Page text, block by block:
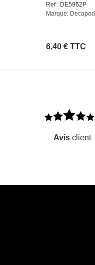
Ref : DE5962P
Marque: Decapod
6,40 € TTC
Avisclient